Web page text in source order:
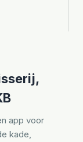
app voor
kade,